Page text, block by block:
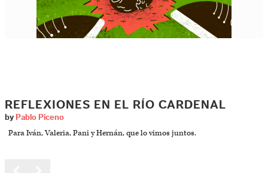
REFLEXIONES EN EL RÍO CARDENAL
by Pablo Piceno
Para Iván, Valeria, Pani y Hernán, que lo vimos juntos.